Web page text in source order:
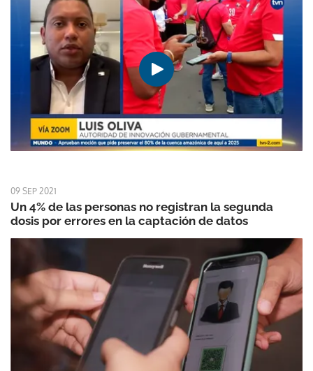
09 SEP 2021
Un 4% de las personas no registran la segunda
dosis por errores en la captación de datos